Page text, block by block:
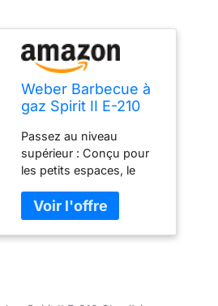
Weber Barbecue à
gaz Spirit II E-210
Passez au niveau
supérieur : Conçu pour
les petits espaces, le
brûleurs offre une
surface de cuisson
spacieuse, et possède